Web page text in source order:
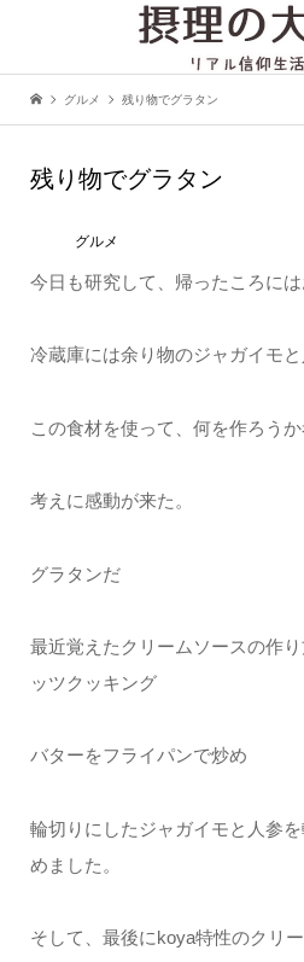
グルメ 残り物でグラタン
残り物でグラタン
グルメ
今日も研究して、帰ったころには
冷蔵庫には余り物のジャガイモと
この食材を使って、何を作ろうか
考えに感動が来た。
グラタンだ
最近覚えたクリームソースの作
ッツクッキング
バターをフライパンで炒め
輪切りにしたジャガイモと人参
めました。
そして、最後にkoya特性のクリ